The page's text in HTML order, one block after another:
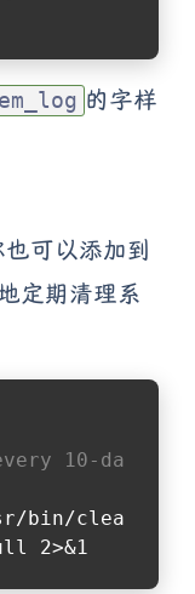
的字样
可以添加到
定期清理系
10-da
bin/clea
2>&1